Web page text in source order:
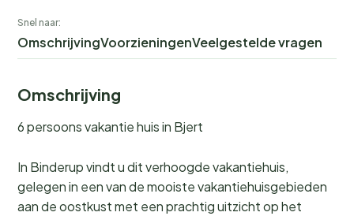
Snel naar:
OmschrijvingVoorzieningenVeelgestelde vragen
Omschrijving
6 persoons vakantie huis in Bjert
In Binderup vindt u dit verhoogde vakantiehuis,
gelegen in een van de mooiste vakantiehuisgebieden
aan de oostkust met een prachtig uitzicht op het